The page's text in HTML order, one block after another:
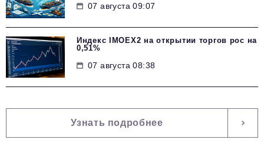
07 августа 09:07
Индекс IMOEX2 на открытии торгов рос на
0,51%
07 августа 08:38
Узнать подробнее